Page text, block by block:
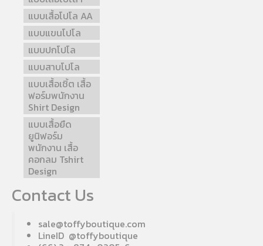
แบบเสื้อโปโล AA
แบบแขนโปโล
แบบปกโปโล
แบบสาบโปโล
แบบเสื้อเชิ้ต เสื้อ
ฟอร์มพนักงาน
Shirt Design
แบบเสื้อยืด
ยูนิฟอร์ม
พนักงาน เสื้อ
คอกลม Tshirt
Design
Contact Us
sale@toffyboutique.com
LineID @toffyboutique